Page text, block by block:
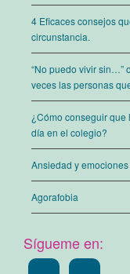
4 Eficaces consejos
circunstancia.
“No puedo vivir sin…”
veces las personas
¿Cómo conseguir que
día en el colegio?
Ansiedad y emociones
Agorafobia
Sígueme en: